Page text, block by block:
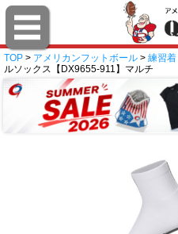
TOP > アメリカンフットボール > 練習着
ルソックス【DX9655-911】マルチ